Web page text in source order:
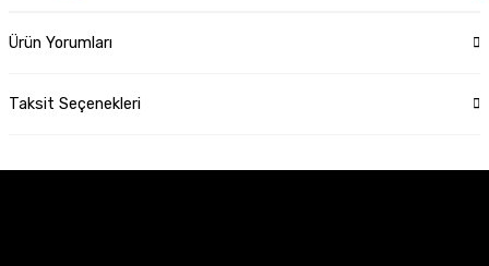
Ürün Yorumları
Taksit Seçenekleri